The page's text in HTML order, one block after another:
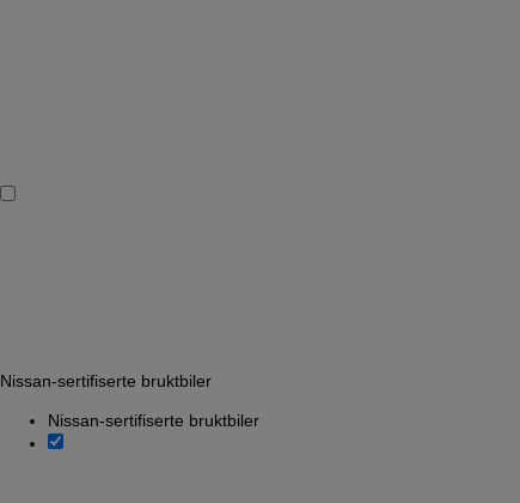
Nissan-sertifiserte bruktbiler
Nissan-sertifiserte bruktbiler